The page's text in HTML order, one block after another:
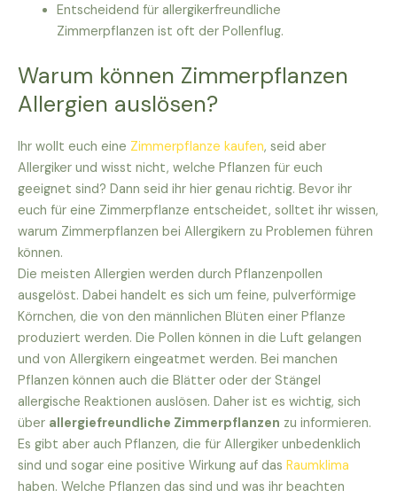
Entscheidend für allergikerfreundliche
Zimmerpflanzen ist oft der Pollenflug.
Warum können Zimmerpflanzen
Allergien auslösen?
Ihr wollt euch eine Zimmerpflanze kaufen, seid aber
Allergiker und wisst nicht, welche Pflanzen für euch
geeignet sind? Dann seid ihr hier genau richtig. Bevor ihr
euch für eine Zimmerpflanze entscheidet, solltet ihr wissen,
warum Zimmerpflanzen bei Allergikern zu Problemen führen
können.
Die meisten Allergien werden durch Pflanzenpollen
ausgelöst. Dabei handelt es sich um feine, pulverförmige
Körnchen, die von den männlichen Blüten einer Pflanze
produziert werden. Die Pollen können in die Luft gelangen
und von Allergikern eingeatmet werden. Bei manchen
Pflanzen können auch die Blätter oder der Stängel
allergische Reaktionen auslösen. Daher ist es wichtig, sich
über allergiefreundliche Zimmerpflanzen zu informieren.
Es gibt aber auch Pflanzen, die für Allergiker unbedenklich
sind und sogar eine positive Wirkung auf das Raumklima
haben. Welche Pflanzen das sind und was ihr beachten